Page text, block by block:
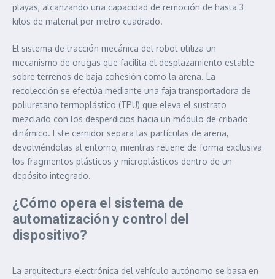
playas, alcanzando una capacidad de remoción de hasta 3
kilos de material por metro cuadrado.
El sistema de tracción mecánica del robot utiliza un
mecanismo de orugas que facilita el desplazamiento estable
sobre terrenos de baja cohesión como la arena. La
recolección se efectúa mediante una faja transportadora de
poliuretano termoplástico (TPU) que eleva el sustrato
mezclado con los desperdicios hacia un módulo de cribado
dinámico. Este cernidor separa las partículas de arena,
devolviéndolas al entorno, mientras retiene de forma exclusiva
los fragmentos plásticos y microplásticos dentro de un
depósito integrado.
¿Cómo opera el sistema de
automatización y control del
dispositivo?
La arquitectura electrónica del vehículo autónomo se basa en